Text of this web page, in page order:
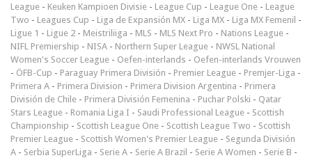
League - Keuken Kampioen Divisie - League Cup - League One - League
Two - Leagues Cup - Liga de Expansión MX - Liga MX - Liga MX Femenil -
Ligue 1 - Ligue 2 - Meistriliiga - MLS - MLS Next Pro - Nations League -
NIFL Premiership - NISA - Northern Super League - NWSL National
Women's Soccer League - Oefen-interlands - Oefen-interlands Vrouwen
- ÖFB-Cup - Paraguay Primera División - Premier League - Premjer-Liga -
Primera A - Primera Division - Primera Division Argentina - Primera
División de Chile - Primera División Femenina - Puchar Polski - Qatar
Stars League - Romania Liga I - Saudi Professional League - Scottish
Championship - Scottish League One - Scottish League Two - Scottish
Premier League - Scottish Women's Premier League - Segunda División
A - Serbia SuperLiga - Serie A - Serie A Brazil - Serie A Women - Serie B -